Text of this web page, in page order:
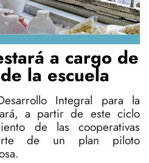
a cargo de
la escuela
Integral para la
a partir de este ciclo
de las cooperativas
de un plan piloto